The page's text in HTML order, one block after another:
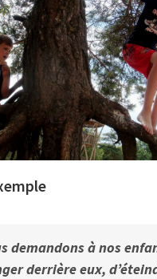
demandons à nos
derrière eux,